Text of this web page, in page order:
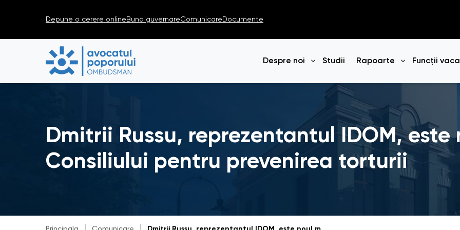
Depune o cerere online Buna guvernareComunicare Documente
Despre noi
Deschide meniul
Studii Rapoarte
Deschide
Funcții
Dmitrii Russu, reprezentantul IDOM, este
Consiliului pentru prevenirea torturii